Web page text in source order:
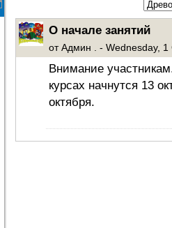
О начале занятий
отАдмин . - Wednesday,
Внимание
курсах начнутся 13
октября.